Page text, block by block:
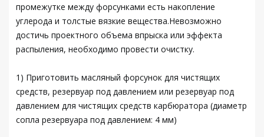
промежутке между форсунками есть накопление
углерода и толстые вязкие вещества.Невозможно
достичь проектного объема впрыска или эффекта
распыления, необходимо провести очистку.
1) Приготовить масляный форсунок для чистящих
средств, резервуар под давлением или резервуар под
давлением для чистящих средств карбюратора (диаметр
сопла резервуара под давлением: 4 мм)